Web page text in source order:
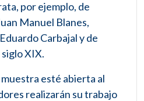
por ejemplo, de
Manuel Blanes,
Carbajal y de
XIX.
esté abierta al
realizarán su trabajo